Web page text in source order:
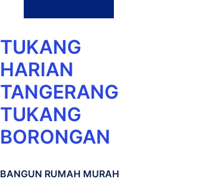
TUKANG
HARIAN
TANGERANG
TUKANG
BORONGAN
BANGUN RUMAH MURAH